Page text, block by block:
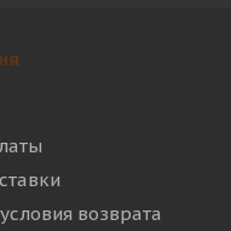
возврата